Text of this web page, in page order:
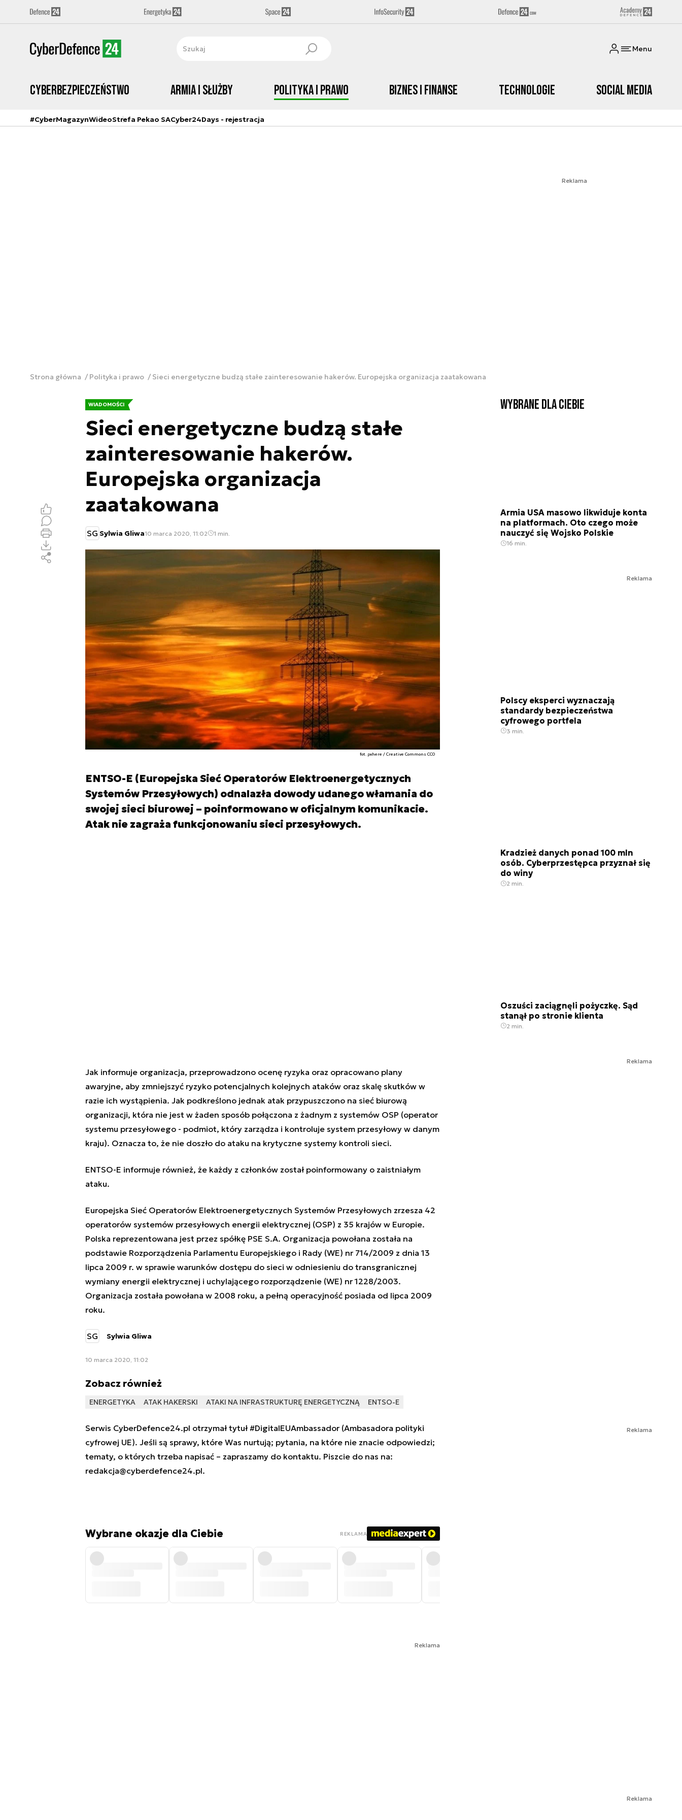
Menu
Cyberbezpieczeństwo Armia i Służby Polityka i prawo Biznes i Finanse Technologie Social media
#CyberMagazynWideoStrefa Pekao SACyber24Days - rejestracja
Reklama
Strona główna Polityka i prawo Sieci energetyczne budzą stałe zainteresowanie hakerów. Europejska organizacja zaatakowana
WIADOMOŚCI
Sieci energetyczne budzą stałe
zainteresowanie hakerów.
Europejska organizacja
zaatakowana
SG Sylwia Gliwa10 marca 2020, 11:02 1 min.
fot. pxhere / Creative Commons CC0
ENTSO-E (Europejska Sieć Operatorów Elektroenergetycznych
Systemów Przesyłowych) odnalazła dowody udanego włamania do
swojej sieci biurowej – poinformowano w oficjalnym komunikacie.
Atak nie zagraża funkcjonowaniu sieci przesyłowych.
Jak informuje organizacja, przeprowadzono ocenę ryzyka oraz opracowano plany
awaryjne, aby zmniejszyć ryzyko potencjalnych kolejnych ataków oraz skalę skutków w
razie ich wystąpienia. Jak podkreślono jednak atak przypuszczono na sieć biurową
organizacji, która nie jest w żaden sposób połączona z żadnym z systemów OSP (operator
systemu przesyłowego - podmiot, który zarządza i kontroluje system przesyłowy w danym
kraju). Oznacza to, że nie doszło do ataku na krytyczne systemy kontroli sieci.
ENTSO-E informuje również, że każdy z członków został poinformowany o zaistniałym
ataku.
Europejska Sieć Operatorów Elektroenergetycznych Systemów Przesyłowych zrzesza 42
operatorów systemów przesyłowych energii elektrycznej (OSP) z 35 krajów w Europie.
Polska reprezentowana jest przez spółkę PSE S.A. Organizacja powołana została na
podstawie Rozporządzenia Parlamentu Europejskiego i Rady (WE) nr 714/2009 z dnia 13
lipca 2009 r. w sprawie warunków dostępu do sieci w odniesieniu do transgranicznej
wymiany energii elektrycznej i uchylającego rozporządzenie (WE) nr 1228/2003.
Organizacja została powołana w 2008 roku, a pełną operacyjność posiada od lipca 2009
roku.
SG Sylwia Gliwa
10 marca 2020, 11:02
Zobacz również
ENERGETYKA ATAK HAKERSKI ATAKI NA INFRASTRUKTURĘ ENERGETYCZNĄ ENTSO-E
Serwis CyberDefence24.pl otrzymał tytuł #DigitalEUAmbassador (Ambasadora polityki
cyfrowej UE). Jeśli są sprawy, które Was nurtują; pytania, na które nie znacie odpowiedzi;
tematy, o których trzeba napisać – zapraszamy do kontaktu. Piszcie do nas na:
redakcja@cyberdefence24.pl.
Wybrane okazje dla Ciebie REKLAMA
Reklama
Wybrane dla Ciebie
Armia USA masowo likwiduje konta
na platformach. Oto czego może
nauczyć się Wojsko Polskie
16 min.
Reklama
Polscy eksperci wyznaczają
standardy bezpieczeństwa
cyfrowego portfela
3 min.
Kradzież danych ponad 100 mln
osób. Cyberprzestępca przyznał się
do winy
2 min.
Oszuści zaciągnęli pożyczkę. Sąd
stanął po stronie klienta
2 min.
Reklama
Reklama
Reklama